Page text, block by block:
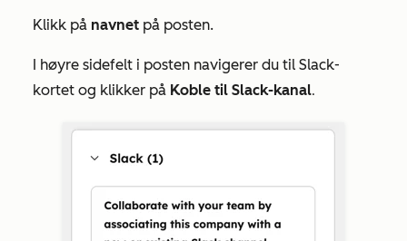
Klikk på navnet på posten.
I høyre sidefelt i posten navigerer du til Slack-
kortet og klikker på Koble til Slack-kanal.